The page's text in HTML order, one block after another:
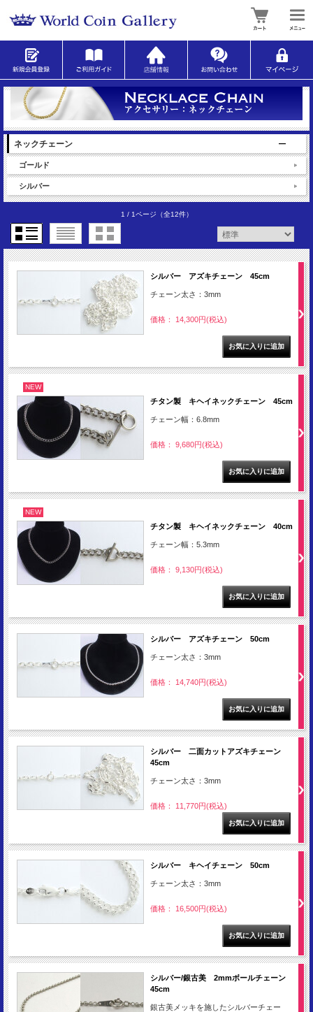
ネックチェーン
ゴールド
シルバー
1 / 1ページ （全12件）
シルバー アズキチェーン 45cm
チェーン太さ：3mm
価格： 14,300円(税込)
NEW
チタン製 キヘイネックチェーン 45cm
チェーン幅：6.8mm
価格： 9,680円(税込)
NEW
チタン製 キヘイネックチェーン 40cm
チェーン幅：5.3mm
価格： 9,130円(税込)
シルバー アズキチェーン 50cm
チェーン太さ：3mm
価格： 14,740円(税込)
シルバー 二面カットアズキチェーン
45cm
チェーン太さ：3mm
価格： 11,770円(税込)
シルバー キヘイチェーン 50cm
チェーン太さ：3mm
価格： 16,500円(税込)
シルバー/銀古美 2mmボールチェーン
45cm
銀古美メッキを施したシルバーチェー